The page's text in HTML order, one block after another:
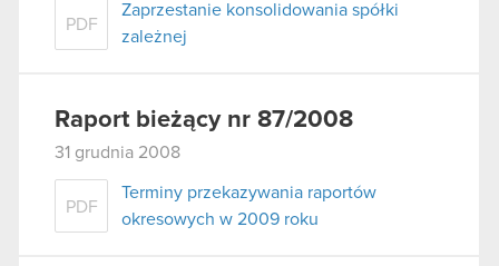
PDF
Zaprzestanie konsolidowania spółki
zależnej
Raport bieżący nr 87/2008
31 grudnia 2008
PDF
Terminy przekazywania raportów
okresowych w 2009 roku